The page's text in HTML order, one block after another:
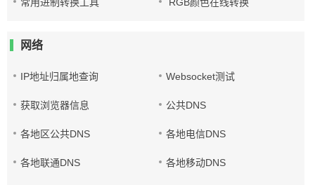
网络
IP地址归属地查询 Websocket测试
获取浏览器信息 公共DNS
各地区公共DNS 各地电信DNS
各地联通DNS 各地移动DNS